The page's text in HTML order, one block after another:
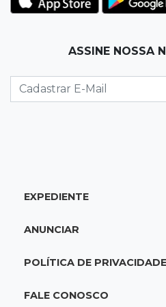
Granizo danifica
Inter perde para o
quartas da Copa do Brasil
Foragido por roubo
ASSINE NOSSA
EXPEDIENTE
ANUNCIAR
POLÍTICA DE PRIVACIDADE
FALE CONOSCO